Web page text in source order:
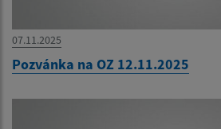
07.11.2025
Pozvánka na OZ 12.11.2025